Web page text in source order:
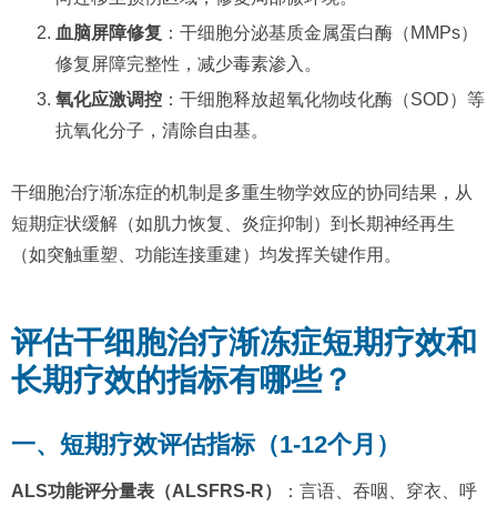
血脑屏障修复 ：干细胞分泌基质金属蛋白酶（MMPs）
修复屏障完整性，减少毒素渗入。
氧化应激调控 ：干细胞释放超氧化物歧化酶（SOD）等
抗氧化分子，清除自由基。
干细胞治疗渐冻症的机制是多重生物学效应的协同结果，从
短期症状缓解（如肌力恢复、炎症抑制）到长期神经再生
（如突触重塑、功能连接重建）均发挥关键作用。
评估干细胞治疗渐冻症短期疗效和
长期疗效的指标有哪些？
一、短期疗效评估指标（1-12个月）​
ALS功能评分量表（ALSFRS-R）​
：言语、吞咽、穿衣、呼